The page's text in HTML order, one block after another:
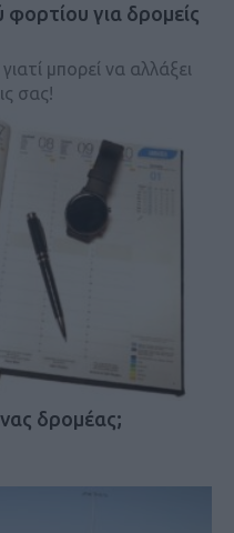
για δρομείς
μπορεί να αλλάξει
σας!
δρομέας;